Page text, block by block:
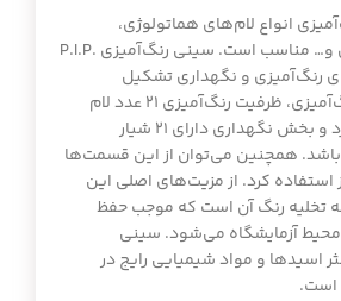
انواع لام‌های هماتولوژی،
سیتولوژی، پاتولوژی و… مناسب است. سینی رنگ‌آمیزی .P.I.P
رنگ‌آمیزی و نگهداری تشکیل
شده‌است. بخش رنگ‌آمیزی، ظرفیت رنگ‌آمیزی ۲۱ عدد لام
به‌طور همزمان را دارد و بخش نگهداری دارای ۲۱ شیار
همچنین می‌توان از این قسمت‌ها
استفاده کرد. از مزیت‌های اصلي این
تخلیه رنگ آن است که موجب حفظ
آزمایشگاه می‌شود. سینی
اسیدها و مواد شیمیایی رایج در
است.